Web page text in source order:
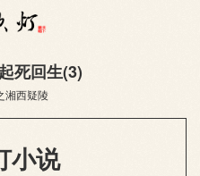
死回生(3)
湘西疑陵
小说